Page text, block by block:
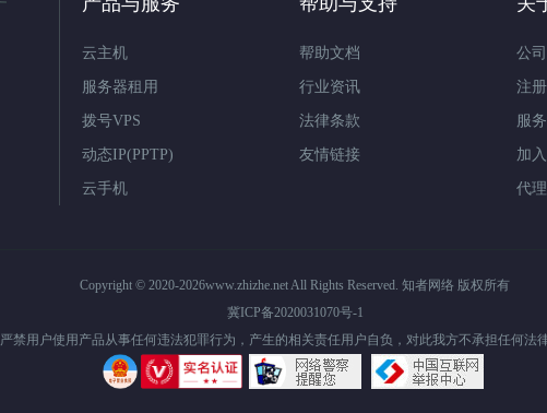
云主机
服务器租用
拨号VPS
动态IP(PPTP)
云手机
帮助文档
行业资讯
法律条款
友情链接
公
注
服
加
代
Copyright © 2020-2026www.zhizhe.net All Rights Reserved. 知者网络 版权所有
冀ICP备2020031070号-1
严禁用户使用产品从事任何违法犯罪行为，产生的相关责任用户自负，对此我方不承担任何法律